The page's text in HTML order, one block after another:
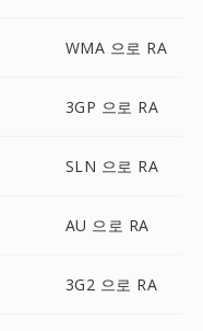
WMA 으로 RA
3GP 으로 RA
SLN 으로 RA
AU 으로 RA
3G2 으로 RA